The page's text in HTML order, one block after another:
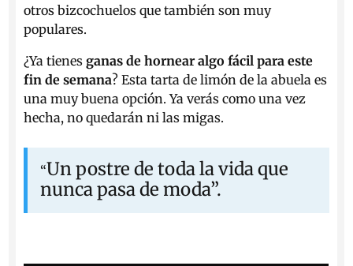
otros bizcochuelos que también son muy
populares.
¿Ya tienesganas de hornear algo fácil para este
fin de semana? Esta tarta de limón de la abuela es
una muy buena opción. Ya verás como una vez
hecha, no quedarán ni las migas.
“Un postre de toda la vida que
nunca pasa de moda”.